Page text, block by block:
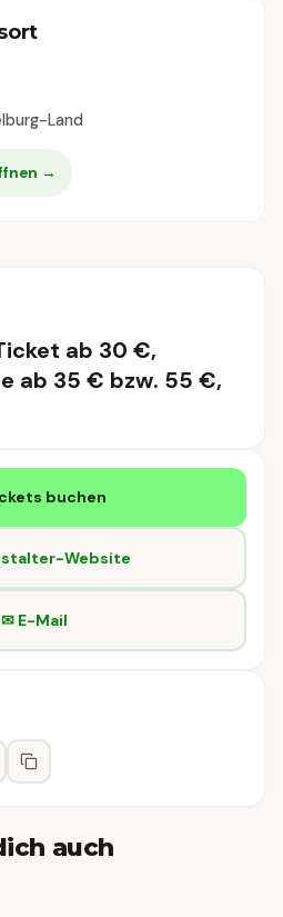
Land
→
ab 30 €,
ab 35 € bzw. 55 €,
buchen
Website
✉ E-Mail
auch